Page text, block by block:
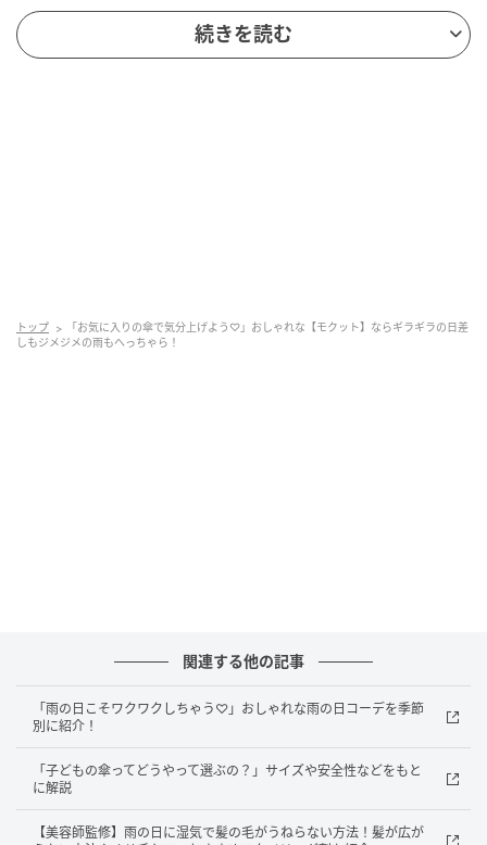
たのが『Waterfront（ウォーターフロント）』。今
年、創業40周年を迎えた世界有数の傘ブランドです。
「モクット UVブロック 55cm」は 【遮光率100%×UVカ
ット100%】
の圧倒的な守備力で、光も紫外線も完全
にブロックする晴雨兼用傘。高い遮熱効果もあるた
め、差すだけでまるで木陰にいるような涼しさを体感
でき、熱中症対策にも最適です。名前の由来でもある
続きを読む
トップ
「お気に入りの傘で気分上げよう♡」おしゃれな【モクット】ならギラギラの日差
しもジメジメの雨もへっちゃら！
関連する他の記事
「雨の日こそワクワクしちゃう♡」おしゃれな雨の日コーデを季節
別に紹介！
「子どもの傘ってどうやって選ぶの？」サイズや安全性などをもと
に解説
【美容師監修】雨の日に湿気で髪の毛がうねらない方法！髪が広が